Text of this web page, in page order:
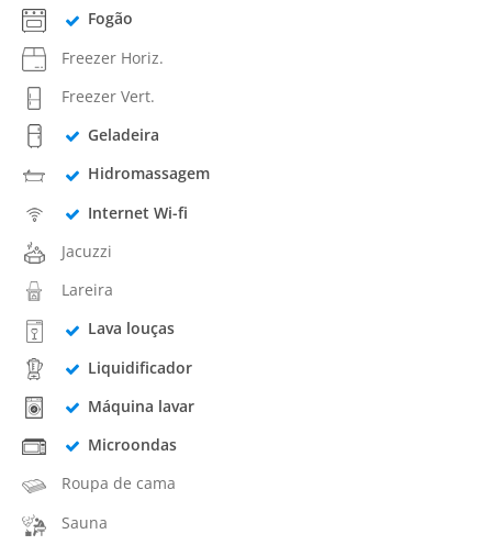
Fogão
Freezer Horiz.
Freezer Vert.
Geladeira
Hidromassagem
Internet Wi-fi
Jacuzzi
Lareira
Lava louças
Liquidificador
Máquina lavar
Microondas
Roupa de cama
Sauna